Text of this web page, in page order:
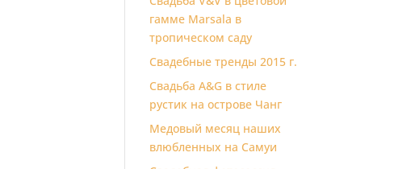
гамме Marsala в
тропическом саду
Свадебные тренды 2015 г.
Свадьба A&G в стиле
рустик на острове Чанг
Медовый месяц наших
влюбленных на Самуи